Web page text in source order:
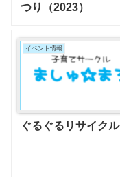
つり（2023）
イベント情報
ぐるぐるリサイクル